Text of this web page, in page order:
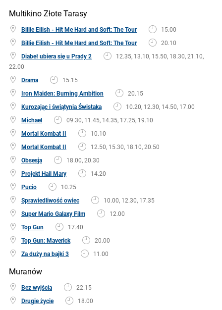
Multikino Złote Tarasy
Billie Eilish - Hit Me Hard and Soft: The Tour
15.00
Billie Eilish - Hit Me Hard and Soft: The Tour
20.10
Diabeł ubiera się u Prady 2
12.35, 13.10, 15.50, 18.30, 21.10,
22.00
Drama
15.15
Iron Maiden: Burning Ambition
20.15
Kurozając i świątynia Świstaka
10.20, 12.30, 14.50, 17.00
Michael
09.30, 11.45, 14.35, 17.25, 19.10
Mortal Kombat II
10.10
Mortal Kombat II
12.50, 15.30, 18.10, 20.50
Obsesja
18.00, 20.30
Projekt Hail Mary
14.20
Pucio
10.25
Sprawiedliwość owiec
10.00, 12.30, 17.35
Super Mario Galaxy Film
12.00
Top Gun
17.40
Top Gun: Maverick
20.00
Za duży na bajki 3
11.00
Muranów
Bez wyjścia
22.15
Drugie życie
18.00